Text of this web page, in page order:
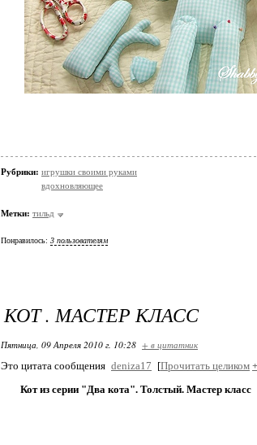
Рубрики: игрушки своими руками
вдохновляющее
Метки: тильд
Понравилось: 3 пользователям
КОТ . МАСТЕР КЛАСС
Пятница, 09 Апреля 2010 г. 10:28 + в цитатник
Это цитата сообщения deniza17 [Прочитать целиком +
Кот из серии "Два кота". Толстый. Мастер класс